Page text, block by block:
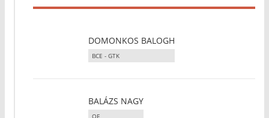
DOMONKOS BALOGH
BCE - GTK
BALÁZS NAGY
OE